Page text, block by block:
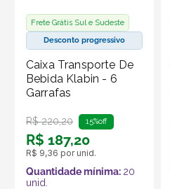
Frete Grátis Sul e Sudeste
Desconto progressivo
Caixa Transporte De
Bebida Klabin - 6
Garrafas
R$ 220,20 15%off
R$ 187,20
R$ 9,36 por unid.
Quantidade mínima: 20
unid.